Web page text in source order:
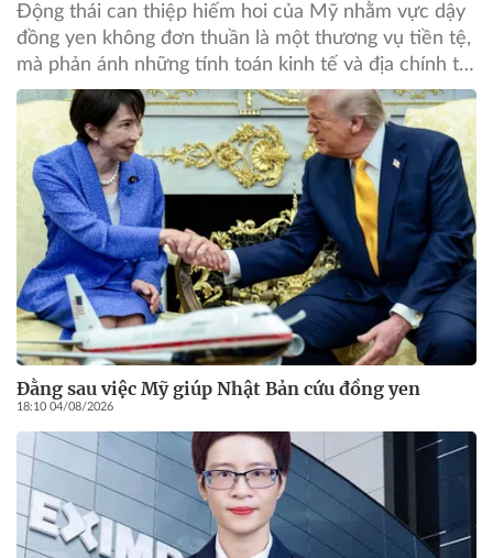
Động thái can thiệp hiếm hoi của Mỹ nhằm vực dậy
đồng yen không đơn thuần là một thương vụ tiền tệ,
mà phản ánh những tính toán kinh tế và địa chính trị
sâu xa của chính quyền Tổng thống Donald Trump.
Đằng sau việc Mỹ giúp Nhật Bản cứu đồng yen
18:10 04/08/2026